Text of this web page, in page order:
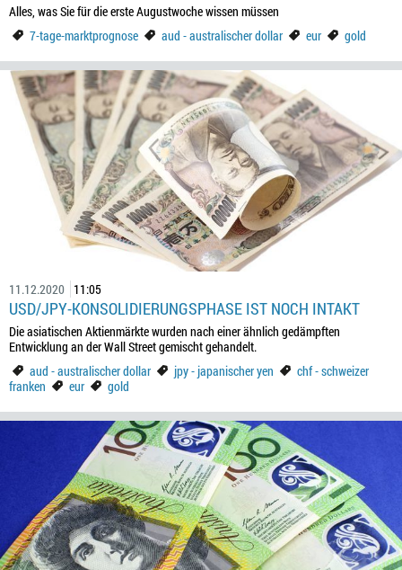
Alles, was Sie für die erste Augustwoche wissen müssen
7-tage-marktprognose
aud - australischer dollar eur gold
11.12.2020 11:05
USD/JPY-KONSOLIDIERUNGSPHASE IST NOCH INTAKT
Die asiatischen Aktienmärkte wurden nach einer ähnlich gedämpften
Entwicklung an der Wall Street gemischt gehandelt.
aud - australischer dollar
jpy - japanischer yen
chf - schweizer
franken
eur gold